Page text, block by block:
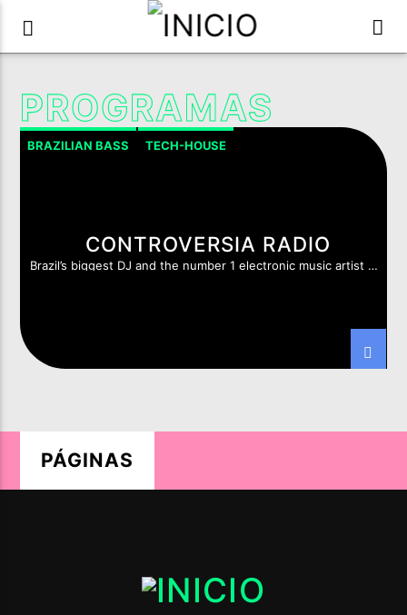
PROGRAMAS
BRAZILIAN BASS TECH-HOUSE
CONTROVERSIA RADIO
Brazil’s biggest DJ and the number 1 electronic music artist in
PÁGINAS